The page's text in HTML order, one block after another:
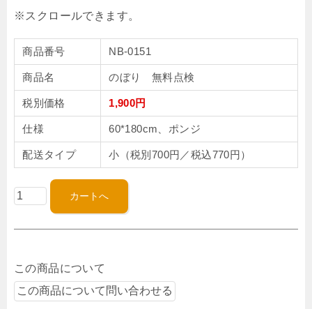
商品番号 NB-0151
商品名 のぼり 無料点検
税別価格 1,900円
仕様 60*180cm、ポンジ
配送タイプ 小（税別700円／税込770円）
この商品について